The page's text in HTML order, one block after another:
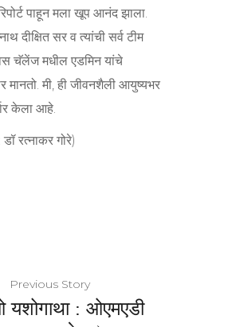
पाहून मला खूप आनंद झाला.
दीक्षित सर व त्यांची सर्व टीम
चॅलेंज मधील एडमिन यांचे
मानतो. मी, ही जीवनशैली आयुष्यभर
केला आहे.
रत्नाकर गोरे)
Previous Story
यशोगाथा : ओएमएडी